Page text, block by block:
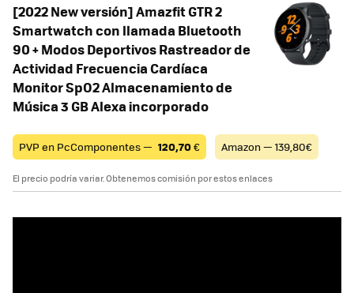
[2022 New versión] Amazfit GTR 2
Smartwatch con llamada Bluetooth
90 + Modos Deportivos Rastreador de
Actividad Frecuencia Cardíaca
Monitor SpO2 Almacenamiento de
Música 3 GB Alexa incorporado
PVP en PcComponentes — 120,70€ Amazon — 139,80€
El precio podría variar. Obtenemos comisión por estos enlaces